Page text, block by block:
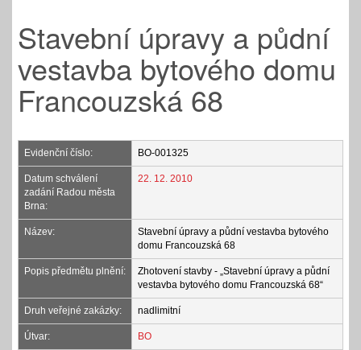
Stavební úpravy a půdní
vestavba bytového domu
Francouzská 68
Evidenční číslo: BO-001325
Datum schválení
zadání Radou města
Brna:
22. 12. 2010
Název:
Stavební úpravy a půdní vestavba bytového
domu Francouzská 68
Popis předmětu plnění:
Zhotovení stavby - „Stavební úpravy a půdní
vestavba bytového domu Francouzská 68“
Druh veřejné zakázky: nadlimitní
Útvar: BO